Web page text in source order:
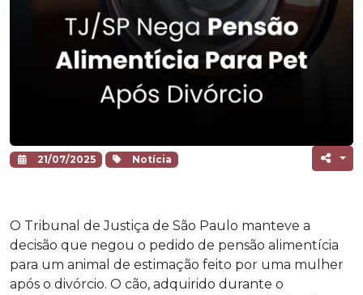
21/07/2025 Notícia
O Tribunal de Justiça de São Paulo manteve a
decisão que negou o pedido de pensão alimentícia
para um animal de estimação feito por uma mulher
após o divórcio. O cão, adquirido durante o